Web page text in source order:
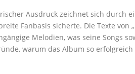
Ausdruck zeichnet sich durch
Fanbasis sicherte. Die Texte von
Melodien, was seine Songs
warum das Album so